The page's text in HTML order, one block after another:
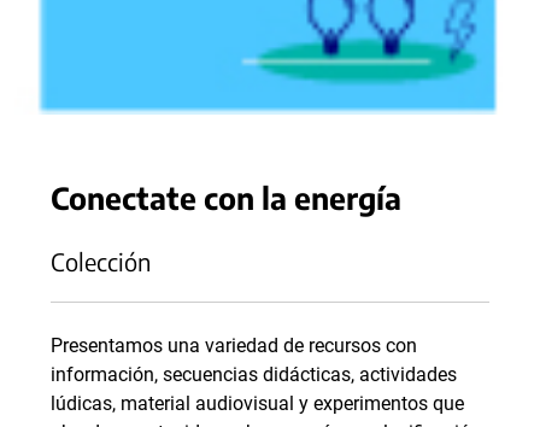
Conectate con la energía
Colección
Presentamos una variedad de recursos con
información, secuencias didácticas, actividades
lúdicas, material audiovisual y experimentos que